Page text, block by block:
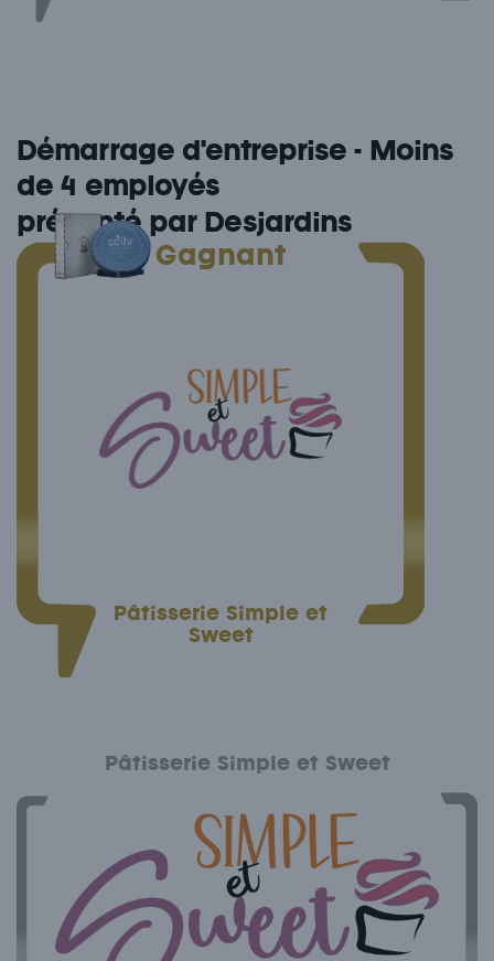
Démarrage d'entreprise - Moins
de 4 employés
présenté par Desjardins
Gagnant
Pâtisserie Simple et
Sweet
Pâtisserie Simple et Sweet